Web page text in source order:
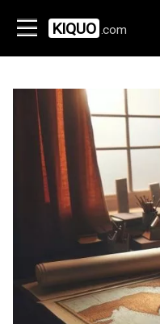
KIQUO .com